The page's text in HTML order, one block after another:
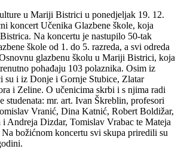
u Mariji Bistrici u ponedjeljak 19. 12.
koncert Učenika Glazbene škole, koja
Na koncertu je nastupilo 50-tak
škole od 1. do 5. razreda, a svi odreda
glazbenu školu u Mariji Bistrici, koja
pohađaju 103 polaznika. Osim iz
su i iz Donje i Gornje Stubice, Zlatar
i Zeline. O učenicima skrbi i s njima radi
studenata: mr. art. Ivan Škreblin, profesori
Vranić, Dina Katnić, Robert Boldižar,
i Andreja Dizdar, Tomislav Vrabac te Mateja
božićnom koncertu svi skupa priredili su